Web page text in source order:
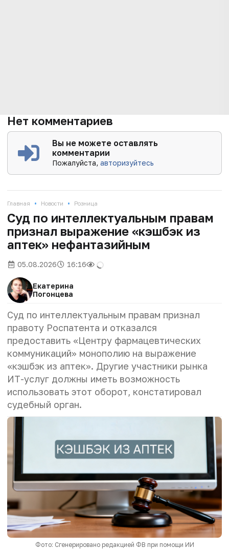
Нет комментариев
Вы не можете оставлять
комментарии
Пожалуйста,авторизуйтесь
Главная • Новости • Розница
Суд по интеллектуальным правам
признал выражение «кэшбэк из
аптек» нефантазийным
05.08.2026 16:16
Екатерина
Погонцева
Суд по интеллектуальным правам признал
правоту Роспатента и отказался
предоставить «Центру фармацевтических
коммуникаций» монополию на выражение
«кэшбэк из аптек». Другие участники рынка
ИТ-услуг должны иметь возможность
использовать этот оборот, констатировал
судебный орган.
Фото: Сгенерировано редакцией ФВ при помощи ИИ